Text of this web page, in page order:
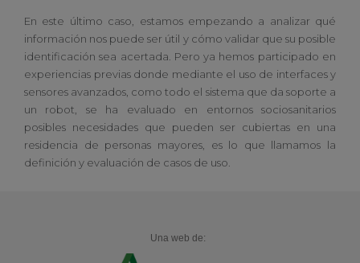
En este último caso, estamos empezando a analizar qué
información nos puede ser útil y cómo validar que su posible
identificación sea acertada. Pero ya hemos participado en
experiencias previas donde mediante el uso de interfaces y
sensores avanzados, como todo el sistema que da soporte a
un robot, se ha evaluado en entornos sociosanitarios
posibles necesidades que pueden ser cubiertas en una
residencia de personas mayores, es lo que llamamos la
definición y evaluación de casos de uso.
Una web de: